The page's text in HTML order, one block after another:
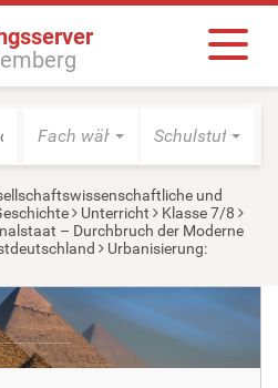
Fach wählen Schulstufe
und
Unterricht
Klasse 7/8
– Durchbruch der Moderne
Urbanisierung: